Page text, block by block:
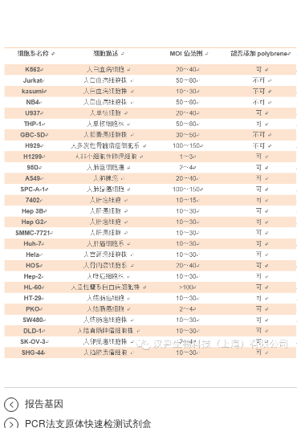
<
报告基因
>
PCR法支原体快速检测试剂盒